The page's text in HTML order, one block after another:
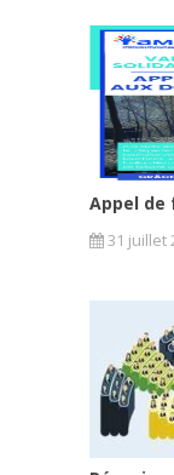
Appel de
31 juillet